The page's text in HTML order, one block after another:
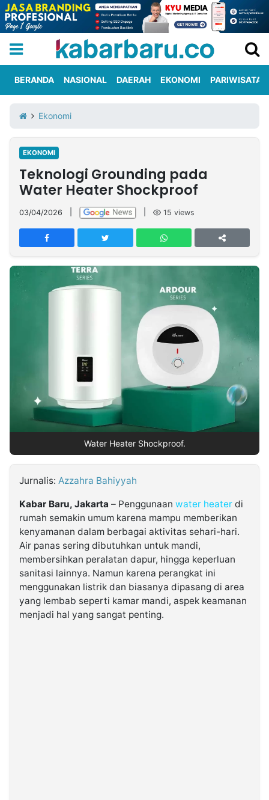
Iklan
Berita
Kami
Nasional
International
Olahraga
Entertainment
Daerah
Pariwisata
Kuliner
Kolom
Network
PT
TREETAN
MULTIMEDIA
Dinamikapost.com
Kabarbaru
Kabarbaru.co
2026
BERANDA NASIONAL DAERAH EKONOMI PARIWISATA
Ekonomi
EKONOMI
Teknologi Grounding pada
Water Heater Shockproof
03/04/2026 15 views
Water Heater Shockproof.
Jurnalis: Azzahra Bahiyyah
Kabar Baru, Jakarta – Penggunaan water heater di
rumah semakin umum karena mampu memberikan
kenyamanan dalam berbagai aktivitas sehari-hari.
Air panas sering dibutuhkan untuk mandi,
membersihkan peralatan dapur, hingga keperluan
sanitasi lainnya. Namun karena perangkat ini
menggunakan listrik dan biasanya dipasang di area
yang lembab seperti kamar mandi, aspek keamanan
menjadi hal yang sangat penting.